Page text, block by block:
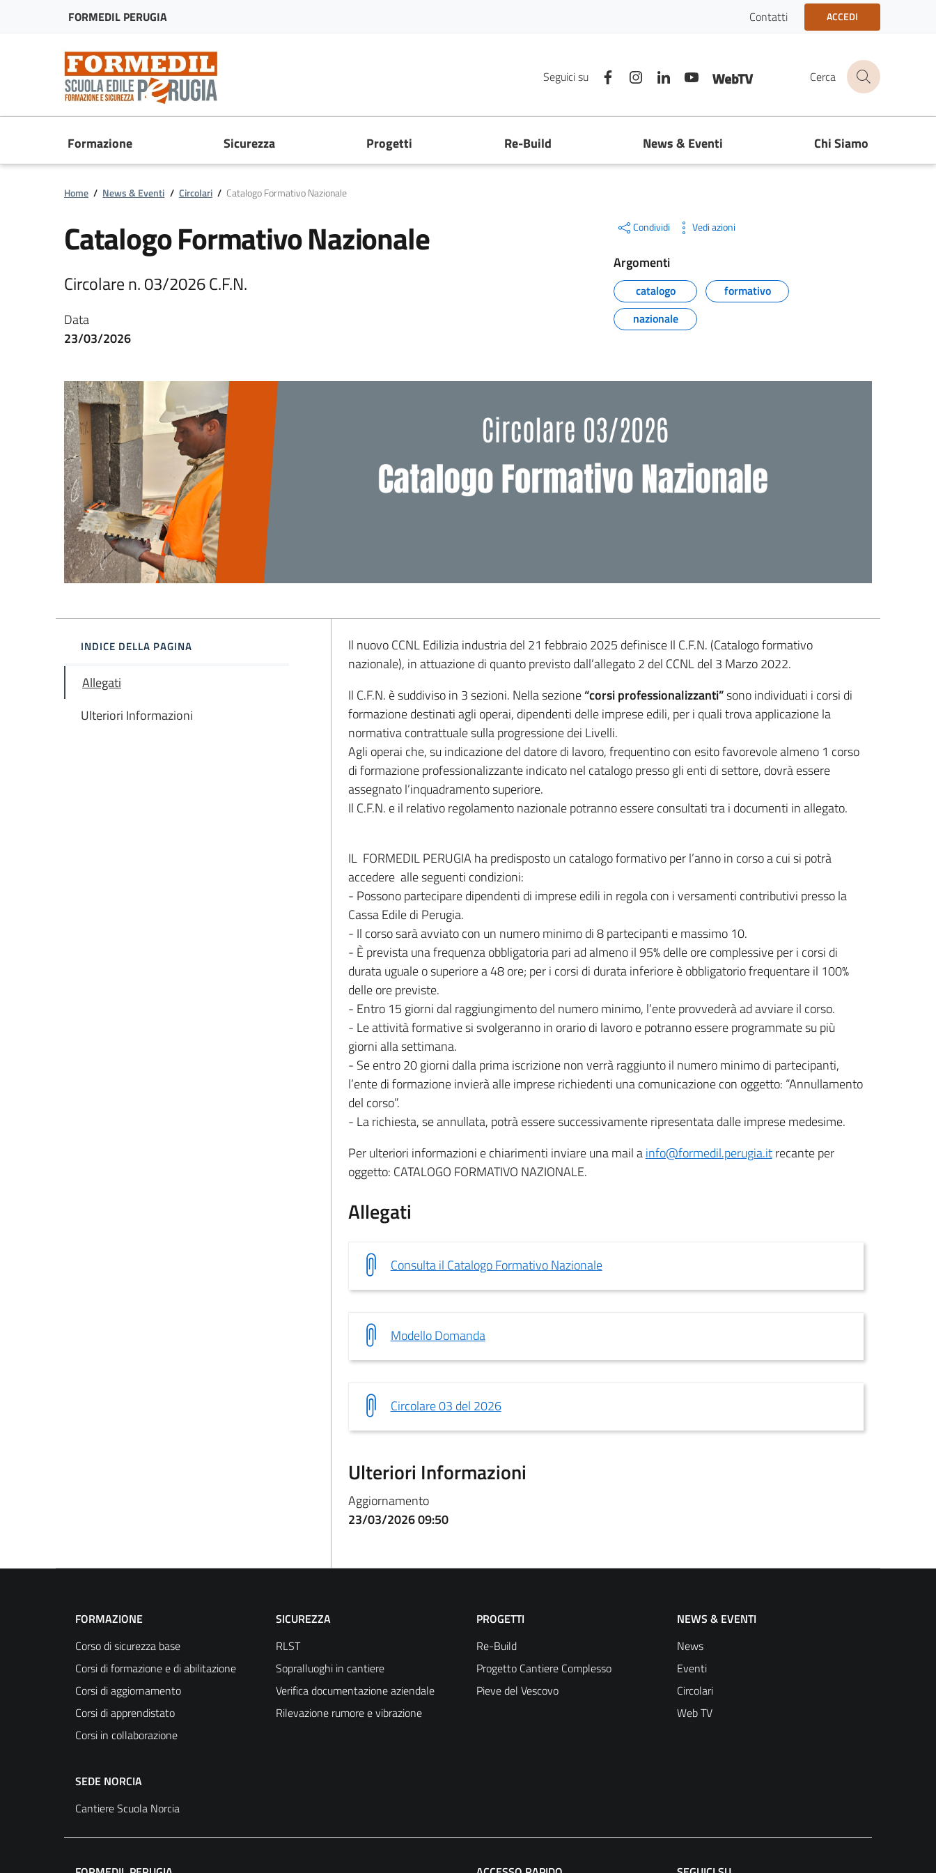
FORMEDIL PERUGIA Contatti ACCEDI
Seguici su FacebookInstagramLinkedin youtube Cerca
Formazione Sicurezza Progetti Re-Build News & Eventi Chi Siamo
Home / News & Eventi / Circolari / Catalogo Formativo Nazionale
Catalogo Formativo Nazionale
Circolare n. 03/2026 C.F.N.
Data
23/03/2026
Condividi Vedi azioni
Argomenti
catalogo
formativo
nazionale
INDICE DELLA PAGINA
Allegati
Ulteriori Informazioni
Il nuovo CCNL Edilizia industria del 21 febbraio 2025 definisce Il C.F.N. (Catalogo formativo
nazionale), in attuazione di quanto previsto dall’allegato 2 del CCNL del 3 Marzo 2022.
Il C.F.N. è suddiviso in 3 sezioni. Nella sezione“corsi professionalizzanti”sono individuati i corsi di
formazione destinati agli operai, dipendenti delle imprese edili, per i quali trova applicazione la
normativa contrattuale sulla progressione dei Livelli.
Agli operai che, su indicazione del datore di lavoro, frequentino con esito favorevole almeno 1 corso
di formazione professionalizzante indicato nel catalogo presso gli enti di settore, dovrà essere
assegnato l’inquadramento superiore.
Il C.F.N. e il relativo regolamento nazionale potranno essere consultati tra i documenti in allegato.
IL FORMEDIL PERUGIA ha predisposto un catalogo formativo per l’anno in corso a cui si potrà
accedere alle seguenti condizioni:
- Possono partecipare dipendenti di imprese edili in regola con i versamenti contributivi presso la
Cassa Edile di Perugia.
- Il corso sarà avviato con un numero minimo di 8 partecipanti e massimo 10.
- È prevista una frequenza obbligatoria pari ad almeno il 95% delle ore complessive per i corsi di
durata uguale o superiore a 48 ore; per i corsi di durata inferiore è obbligatorio frequentare il 100%
delle ore previste.
- Entro 15 giorni dal raggiungimento del numero minimo, l’ente provvederà ad avviare il corso.
- Le attività formative si svolgeranno in orario di lavoro e potranno essere programmate su più
giorni alla settimana.
- Se entro 20 giorni dalla prima iscrizione non verrà raggiunto il numero minimo di partecipanti,
l’ente di formazione invierà alle imprese richiedenti una comunicazione con oggetto: “Annullamento
del corso”.
- La richiesta, se annullata, potrà essere successivamente ripresentata dalle imprese medesime.
Per ulteriori informazioni e chiarimenti inviare una mail ainfo@formedil.perugia.itrecante per
oggetto: CATALOGO FORMATIVO NAZIONALE.
Allegati
Consulta il Catalogo Formativo Nazionale
Modello Domanda
Circolare 03 del 2026
Ulteriori Informazioni
Aggiornamento
23/03/2026 09:50
FORMAZIONE
Corso di sicurezza base
Corsi di formazione e di abilitazione
Corsi di aggiornamento
Corsi di apprendistato
Corsi in collaborazione
SICUREZZA
RLST
Sopralluoghi in cantiere
Verifica documentazione aziendale
Rilevazione rumore e vibrazione
PROGETTI
Re-Build
Progetto Cantiere Complesso
Pieve del Vescovo
NEWS & EVENTI
News
Eventi
Circolari
Web TV
SEDE NORCIA
Cantiere Scuola Norcia